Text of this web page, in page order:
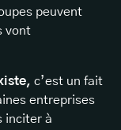
peuvent
vont
c’est un fait
entreprises
inciter à